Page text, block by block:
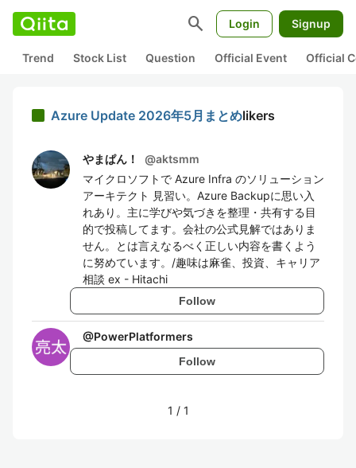
search Login Signup
Trend Stock List Question Official Event Official
Azure Update 2026年5月まとめlikers
やまぱん！ @aktsmm
マイクロソフトで Azure Infra のソリューション
アーキテクト 見習い。Azure Backupに思い入
れあり。主に学びや気づきを整理・共有する目
的で投稿してます。会社の公式見解ではありま
せん。とは言えなるべく正しい内容を書くよう
に努めています。/趣味は麻雀、投資、キャリア
相談 ex - Hitachi
Follow
@PowerPlatformers
Follow
1 / 1